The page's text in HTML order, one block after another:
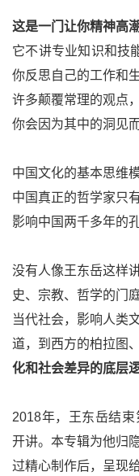
这是一门让你精神高
它不讲专业知识和技
你反思自己的工作和
许多颠覆常理的观点
你会因为其中的洞见
中国文化的基本思维
中国真正的哲学家只
影响中国两千多年的
没有人像王东岳这样
史、宗教、哲学的门
当代社会，影响人类
道，到西方的柏拉图
化和社会差异的底层逻
2018年，王东岳结
开讲。本专辑为他归
过精心制作后，呈现